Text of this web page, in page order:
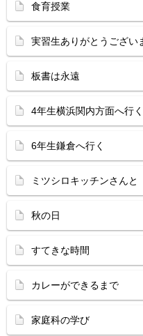
食育授業
実習生ありがとうござい
板書は永遠
4年生横浜関内方面へ行く
6年生鎌倉へ行く
ミツシロキッチンさんと
秋の日
すてきな時間
カレーができるまで
家庭科の学び